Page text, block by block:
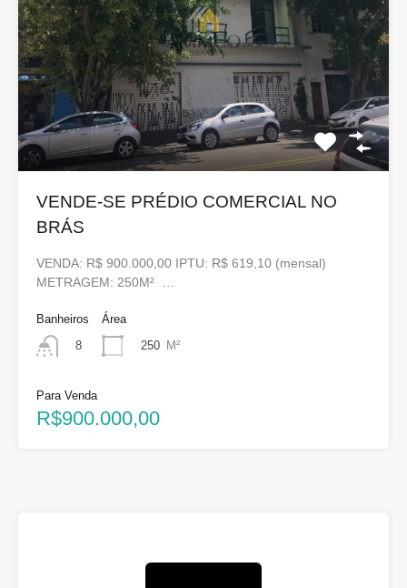
VENDE-SE PRÉDIO COMERCIAL NO
BRÁS
VENDA: R$ 900.000,00 IPTU: R$ 619,10 (mensal)
METRAGEM: 250M² …
Banheiros
8
Área
250 M²
Para Venda
R$900.000,00